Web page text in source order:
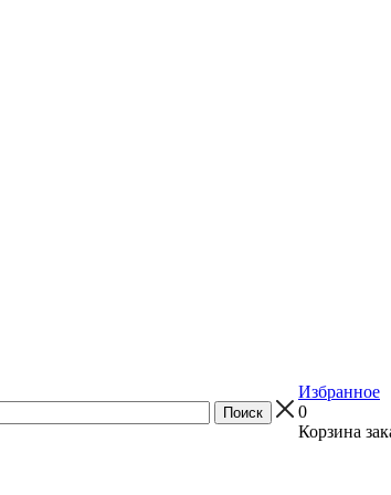
Избранное
0
Корзина